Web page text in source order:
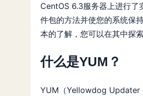
CentOS 6.3服务器上进行了
件包的方法并使您的系统保
本的了解，您可以在其中探
什么是YUM？
YUM（Yellowdog Updater